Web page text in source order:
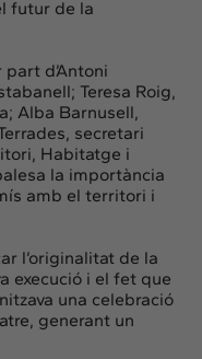
futur de la
d’Antoni
Teresa Roig,
Alba Barnusell,
secretari
Habitatge i
la importància
amb el territori i
l’originalitat de la
execució i el fet que
una celebració
generant un